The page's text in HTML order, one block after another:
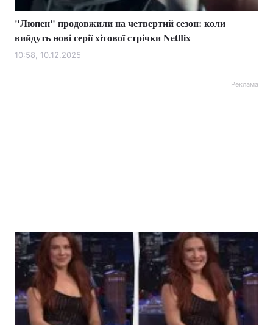
"Люпен" продовжили на четвертий сезон: коли
вийдуть нові серії хітової стрічки Netflix
10:58, 10.12.2025
Реклама